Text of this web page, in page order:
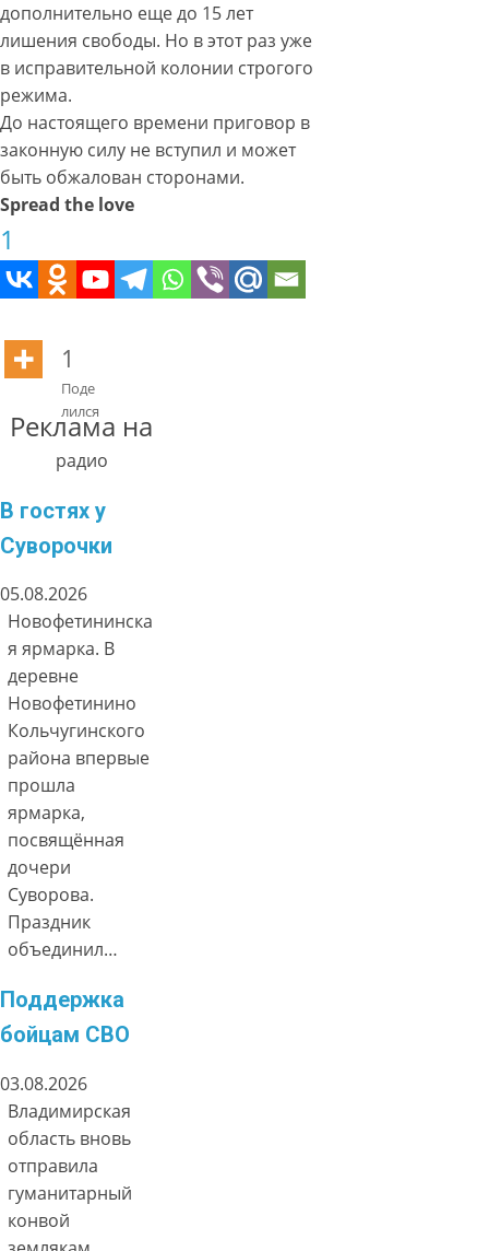
дополнительно еще до 15 лет
лишения свободы. Но в этот раз уже
в исправительной колонии строгого
режима.
До настоящего времени приговор в
законную силу не вступил и может
быть обжалован сторонами.
Spread the love
1
1
Поде
лился
Реклама на
радио
В гостях у
Суворочки
05.08.2026
Новофетининска
я ярмарка. В
деревне
Новофетинино
Кольчугинского
района впервые
прошла
ярмарка,
посвящённая
дочери
Суворова.
Праздник
объединил…
Поддержка
бойцам СВО
03.08.2026
Владимирская
область вновь
отправила
гуманитарный
конвой